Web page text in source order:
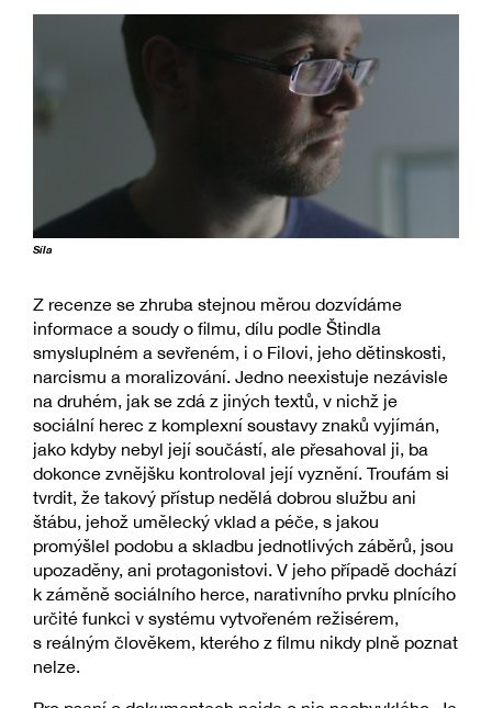
Síla
Z recenze se zhruba stejnou měrou dozvídáme
informace a soudy o filmu, dílu podle Štindla
smysluplném a sevřeném, i o Filovi, jeho dětinskosti,
narcismu a moralizování. Jedno neexistuje nezávisle
na druhém, jak se zdá z jiných textů, v nichž je
sociální herec z komplexní soustavy znaků vyjímán,
jako kdyby nebyl její součástí, ale přesahoval ji, ba
dokonce zvnějšku kontroloval její vyznění. Troufám si
tvrdit, že takový přístup nedělá dobrou službu ani
štábu, jehož umělecký vklad a péče, s jakou
promýšlel podobu a skladbu jednotlivých záběrů, jsou
upozaděny, ani protagonistovi. V jeho případě dochází
k záměně sociálního herce, narativního prvku plnícího
určité funkci v systému vytvořeném režisérem,
s reálným člověkem, kterého z filmu nikdy plně poznat
nelze.